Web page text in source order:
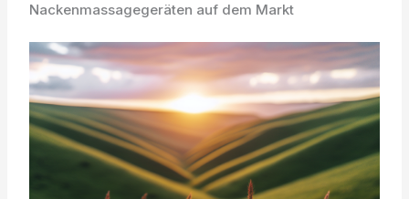
Nackenmassagegeräten auf dem Markt